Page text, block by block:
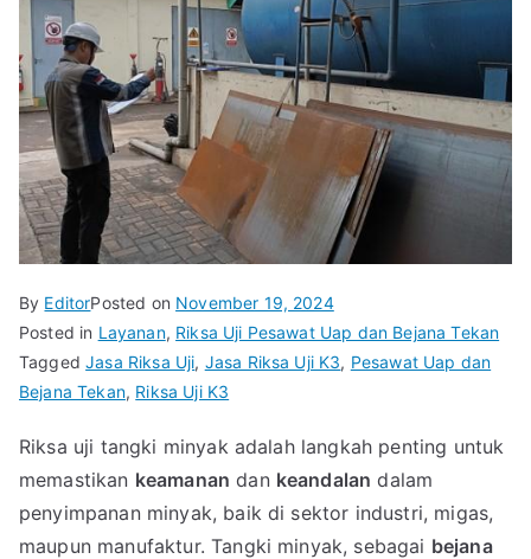
By EditorPosted on November 19, 2024
Posted in Layanan, Riksa Uji Pesawat Uap dan Bejana Tekan
TaggedJasa Riksa Uji, Jasa Riksa Uji K3, Pesawat Uap dan
Bejana Tekan, Riksa Uji K3
Riksa uji tangki minyak adalah langkah penting untuk
memastikan keamanan dan keandalan dalam
penyimpanan minyak, baik di sektor industri, migas,
maupun manufaktur. Tangki minyak, sebagai bejana